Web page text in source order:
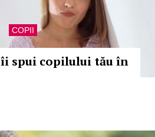
COPII
îi spui copilului tău în